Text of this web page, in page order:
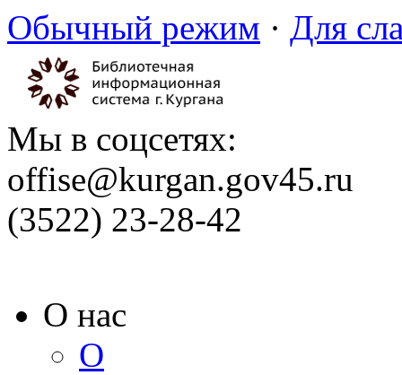
Обычный режим · Для
Мы в соцсетях:
offise@kurgan.gov45.ru
(3522) 23-28-42
О нас
О